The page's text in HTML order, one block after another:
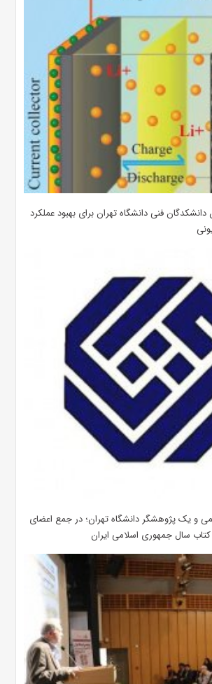
فنی دانشگاه تهران برای بهبود عملکرد
و یک پژوهشگر دانشگاه تهران؛ در جمع اعضای
سال جمهوری اسلامی ایران